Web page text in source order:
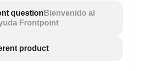
question Bienvenido al
Frontpoint
product